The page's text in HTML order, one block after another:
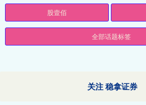
股壹佰
全部话题标签
关注 稳拿证券